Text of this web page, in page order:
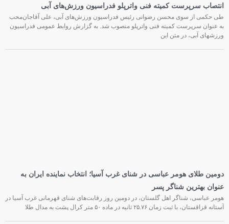
انتصاب سرپرست کمیته فنی واترپلو فدراسیون ورزش‌های آبی
طی حکمی از سوی محسن رضوانی رئیس فدراسیون ورزش‌های آبی، علی آقاجان‌محب
به عنوان سرپرست کمیته فنی واترپلو منصوب شد. به گزارش روابط عمومی فدراسیون
ورزشهای آبی، در متن این
دومین طلای هومر عباسی در شنای غرب آسیا؛ انتخاب نماینده ایران به
عنوان بهترین شناگر پسر
هومر عباسی، شناگر اهل گلستان، در دومین روز رقابت‌های شنای قهرمانی غرب آسیا در
آستانه قزاقستان، با ثبت زمان ۲۵.۷۶ ثانیه در ماده ۵۰ متر کرال پشت به مدال طلا